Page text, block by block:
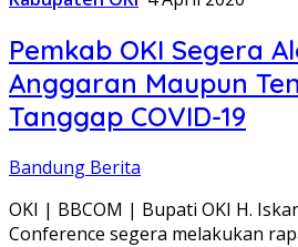
Pemkab OKI Segera
Anggaran Maupun
Tanggap COVID-19
Bandung Berita
OKI | BBCOM | Bupati OKI H.
Conference segera melakukan